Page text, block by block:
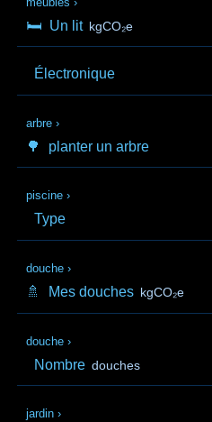
🛏️ Un lit kgCO₂e
Électronique
arbre ›
🌳 planter un arbre
piscine ›
Type
douche ›
🚿 Mes douches kgCO₂e
douche ›
Nombre douches
jardin ›